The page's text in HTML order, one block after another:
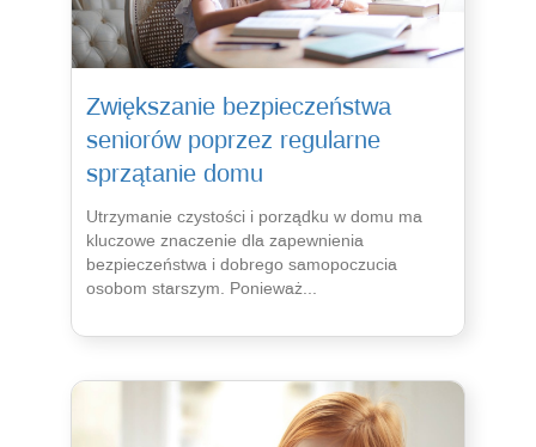
Zwiększanie bezpieczeństwa
seniorów poprzez regularne
sprzątanie domu
Utrzymanie czystości i porządku w domu ma
kluczowe znaczenie dla zapewnienia
bezpieczeństwa i dobrego samopoczucia
osobom starszym. Ponieważ...